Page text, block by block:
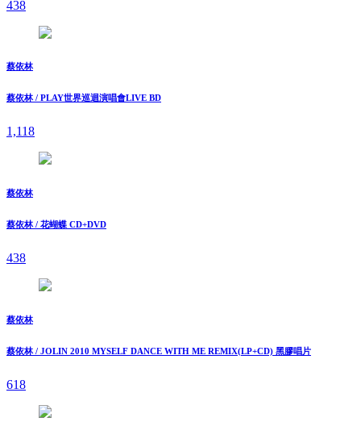
438
蔡依林
蔡依林 / PLAY世界巡迴演唱會LIVE BD
1,118
蔡依林
蔡依林 / 花蝴蝶 CD+DVD
438
蔡依林
蔡依林 / JOLIN 2010 MYSELF DANCE WITH ME REMIX(LP+CD) 黑膠唱片
618